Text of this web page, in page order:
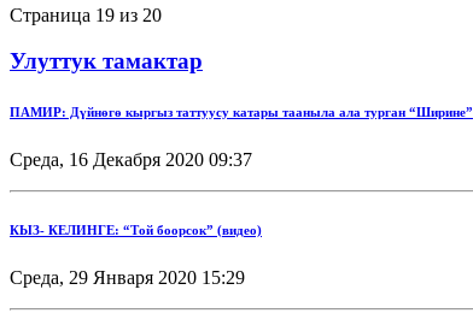
Страница 19 из 20
Улуттук тамактар
ПАМИР: Дүйнөгө кыргыз таттуусу катары тааныла ала турган “Ширине”
Среда, 16 Декабря 2020 09:37
КЫЗ- КЕЛИНГЕ: “Той боорсок” (видео)
Среда, 29 Января 2020 15:29